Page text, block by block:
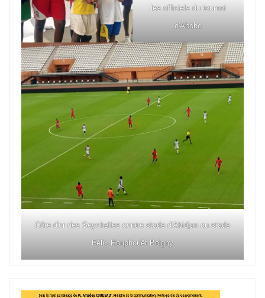
les officiels du tournoi
d'Abobo
Côte d'or des Seychelles contre stade d'Abidjan au stade
Félix Houphouët Boigny